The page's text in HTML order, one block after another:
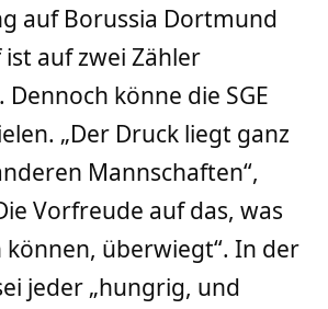
auf Borussia Dortmund
auf zwei Zähler
könne die SGE
„Der Druck liegt ganz
Mannschaften“,
Vorfreude auf das, was
überwiegt“. In der
jeder „hungrig, und